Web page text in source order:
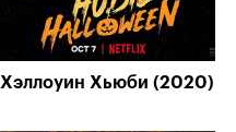
Хэллоуин Хьюби (2020)